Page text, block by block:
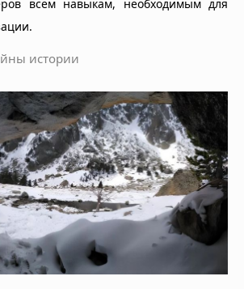
всем навыкам, необходимым для
истории